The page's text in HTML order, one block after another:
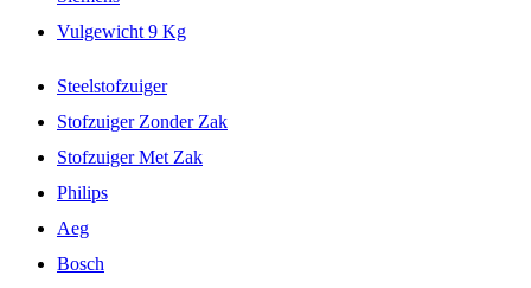
Vulgewicht 9 Kg
Steelstofzuiger
Stofzuiger Zonder Zak
Stofzuiger Met Zak
Philips
Aeg
Bosch